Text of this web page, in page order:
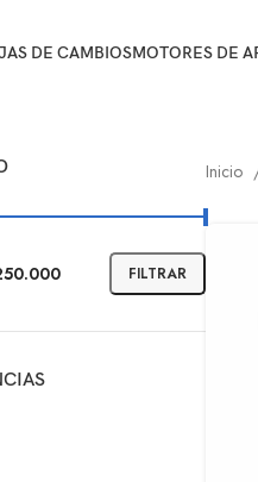
DE CAMBIOSMOTORES DE
FILTRAR
Inicio